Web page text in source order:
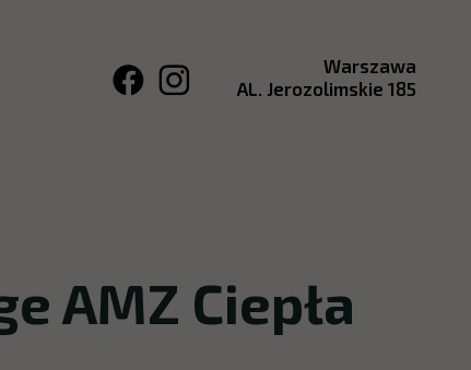
Warszawa
AL. Jerozolimskie 185
AMZ Ciepła